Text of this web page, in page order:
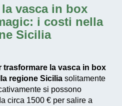
vasca in box
i costi nella
Sicilia
trasformare la vasca in box
regione Sicilia solitamente
si possono
circa 1500 € per salire a